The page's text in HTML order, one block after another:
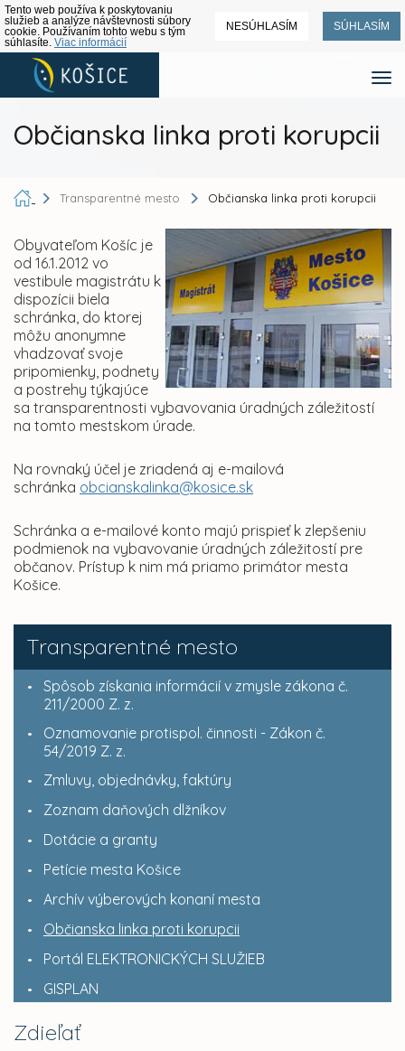
Tento web používa k poskytovaniu
služieb a analýze návštevnosti súbory
cookie. Používaním tohto webu s tým
súhlasíte. Viac informácií
NESÚHLASÍM SÚHLASÍM
Občianska linka proti korupcii
Transparentné mesto
Spôsob získania informácií v zmysle zákona č.
211/2000 Z. z.
Oznamovanie protispol. činnosti - Zákon č.
54/2019 Z. z.
Zmluvy, objednávky, faktúry
Zoznam daňových dlžníkov
Dotácie a granty
Petície mesta Košice
Archív výberových konaní mesta
Občianska linka proti korupcii
Portál ELEKTRONICKÝCH SLUŽIEB
GISPLAN
Zdieľať
Transparentné mesto Občianska linka proti korupcii
Obyvateľom Košíc je
od 16.1.2012 vo
vestibule magistrátu k
dispozícii biela
schránka, do ktorej
môžu anonymne
vhadzovať svoje
pripomienky, podnety
a postrehy týkajúce
sa transparentnosti vybavovania úradných záležitostí
na tomto mestskom úrade.
Na rovnaký účel je zriadená aj e-mailová
schránka obcianskalinka@kosice.sk
Schránka a e-mailové konto majú prispieť k zlepšeniu
podmienok na vybavovanie úradných záležitostí pre
občanov. Prístup k nim má priamo primátor mesta
Košice.